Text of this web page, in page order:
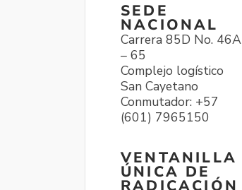
SEDE
NACIONAL
Carrera 85D No. 46A
– 65
Complejo logístico
San Cayetano
Conmutador: +57
(601) 7965150
VENTANILLA
ÚNICA DE
RADICACIÓN